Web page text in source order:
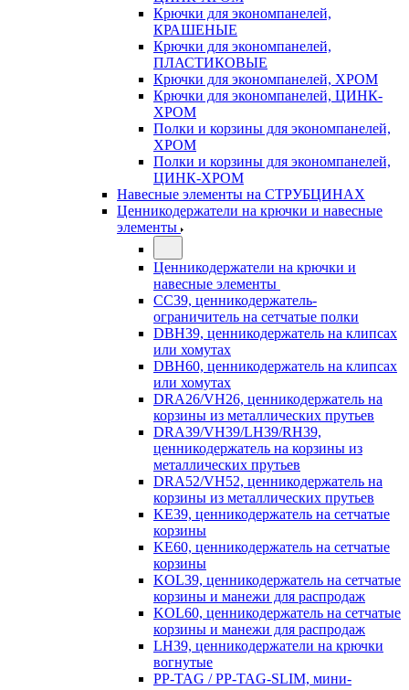
Крючки для экономпанелей,
КРАШЕНЫЕ
Крючки для экономпанелей,
ПЛАСТИКОВЫЕ
Крючки для экономпанелей, ХРОМ
Крючки для экономпанелей, ЦИНК-
ХРОМ
Полки и корзины для экономпанелей,
ХРОМ
Полки и корзины для экономпанелей,
ЦИНК-ХРОМ
Навесные элементы на СТРУБЦИНАХ
Ценникодержатели на крючки и навесные
элементы
Ценникодержатели на крючки и
навесные элементы
CC39, ценникодержатель-
ограничитель на сетчатые полки
DBH39, ценникодержатель на клипсах
или хомутах
DBH60, ценникодержатель на клипсах
или хомутах
DRA26/VH26, ценникодержатель на
корзины из металлических прутьев
DRA39/VH39/LH39/RH39,
ценникодержатель на корзины из
металлических прутьев
DRA52/VH52, ценникодержатель на
корзины из металлических прутьев
KE39, ценникодержатель на сетчатые
корзины
KE60, ценникодержатель на сетчатые
корзины
KOL39, ценникодержатель на сетчатые
корзины и манежи для распродаж
KOL60, ценникодержатель на сетчатые
корзины и манежи для распродаж
LH39, ценникодержатели на крючки
вогнутые
PP-TAG / PP-TAG-SLIM, мини-